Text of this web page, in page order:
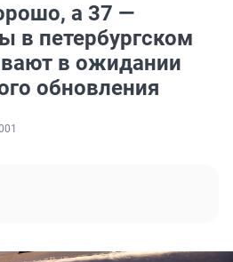
а 37 —
в петербургском
в ожидании
обновления